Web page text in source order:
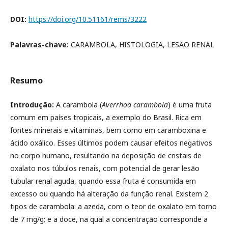
DOI: https://doi.org/10.51161/rems/3222
Palavras-chave: CARAMBOLA, HISTOLOGIA, LESÃO RENAL
Resumo
Introdução: A carambola (Averrhoa carambola) é uma fruta
comum em países tropicais, a exemplo do Brasil. Rica em
fontes minerais e vitaminas, bem como em caramboxina e
ácido oxálico. Esses últimos podem causar efeitos negativos
no corpo humano, resultando na deposição de cristais de
oxalato nos túbulos renais, com potencial de gerar lesão
tubular renal aguda, quando essa fruta é consumida em
excesso ou quando há alteração da função renal. Existem 2
tipos de carambola: a azeda, com o teor de oxalato em torno
de 7 mg/g; e a doce, na qual a concentração corresponde a